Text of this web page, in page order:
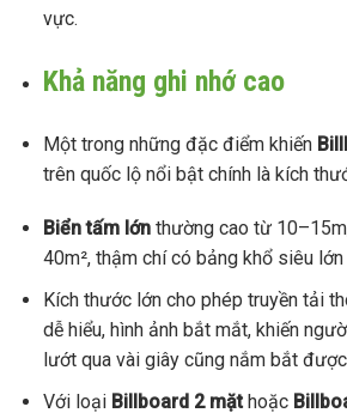
vực.
Khả năng ghi nhớ cao
Một trong những đặc điểm khiến
trên quốc lộ nổi bật chính là kích
Biển tấm lớnthường cao từ
40m², thậm chí có bảng khổ siêu lớn
Kích thước lớn cho phép truyền tải
dễ hiểu, hình ảnh bắt mắt, khiến
lướt qua vài giây cũng nắm bắt
Với loại Billboard 2 mặthoặc